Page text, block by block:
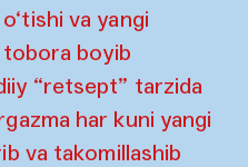
va yangi
tobora boyib
“retsept” tarzida
har kuni yangi
va takomillashib